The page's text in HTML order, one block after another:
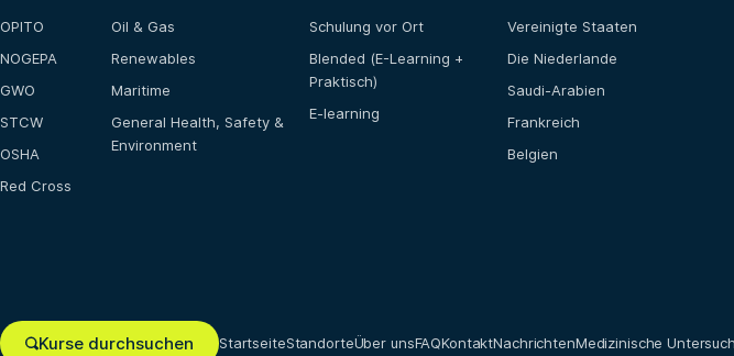
OPITO
NOGEPA
GWO
STCW
OSHA
Red Cross
Oil & Gas
Renewables
Maritime
General Health, Safety &
Environment
Schulung vor Ort
Blended (E-Learning +
Praktisch)
E-learning
Vereinigte Staaten
Die Niederlande
Saudi-Arabien
Frankreich
Belgien
Kurse durchsuchen StartseiteStandorteÜber unsFAQKontaktNachrichtenMedizinische